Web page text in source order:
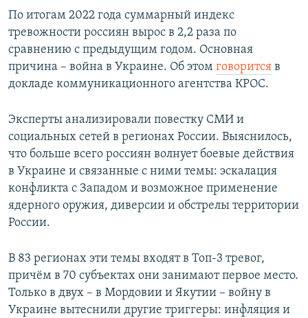
Все сайты РСЕ/РС
По итогам 2022 года суммарный индекс
тревожности россиян вырос в 2,2 раза по
сравнению с предыдущим годом. Основная
причина – война в Украине. Об этом говорится в
докладе коммуникационного агентства КРОС.
Эксперты анализировали повестку СМИ и
социальных сетей в регионах России. Выяснилось,
что больше всего россиян волнует боевые действия
в Украине и связанные с ними темы: эскалация
конфликта с Западом и возможное применение
ядерного оружия, диверсии и обстрелы территории
России.
В 83 регионах эти темы входят в Топ-3 тревог,
причём в 70 субъектах они занимают первое место.
Только в двух – в Мордовии и Якутии – войну в
Украине вытеснили другие триггеры: инфляция и